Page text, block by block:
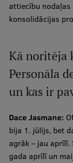
Dati par
Ētikas un
Atvērtā
attiecību nodaļas
konsolidācijas
Kā noritēja
Personāla
un kas ir
Dace Jasmane:
bija 1. jūlijs, bet
agrāk – jau aprīlī.
gada aprīlī un